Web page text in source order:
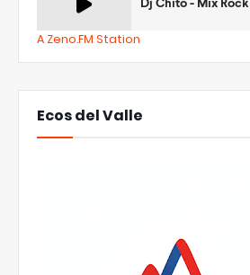
A Zeno.FM Station
Ecos del Valle